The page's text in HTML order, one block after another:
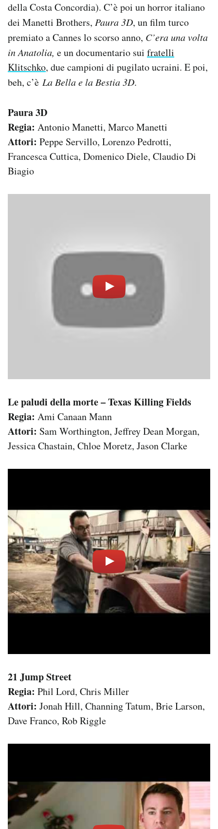
della Costa Concordia). C’è poi un horror italiano
dei Manetti Brothers, Paura 3D, un film turco
premiato a Cannes lo scorso anno, C’era una volta
in Anatolia, e un documentario sui fratelli
Klitschko, due campioni di pugilato ucraini. E poi,
beh, c’è La Bella e la Bestia 3D.
Paura 3D
Regia: Antonio Manetti, Marco Manetti
Attori: Peppe Servillo, Lorenzo Pedrotti,
Francesca Cuttica, Domenico Diele, Claudio Di
Biagio
Le paludi della morte – Texas Killing Fields
Regia: Ami Canaan Mann
Attori: Sam Worthington, Jeffrey Dean Morgan,
Jessica Chastain, Chloe Moretz, Jason Clarke
21 Jump Street
Regia: Phil Lord, Chris Miller
Attori: Jonah Hill, Channing Tatum, Brie Larson,
Dave Franco, Rob Riggle